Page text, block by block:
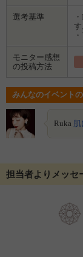
選考基準
す
モニター感想
の投稿方法
みんなのイベント
Ruka
担当者よりメッセ